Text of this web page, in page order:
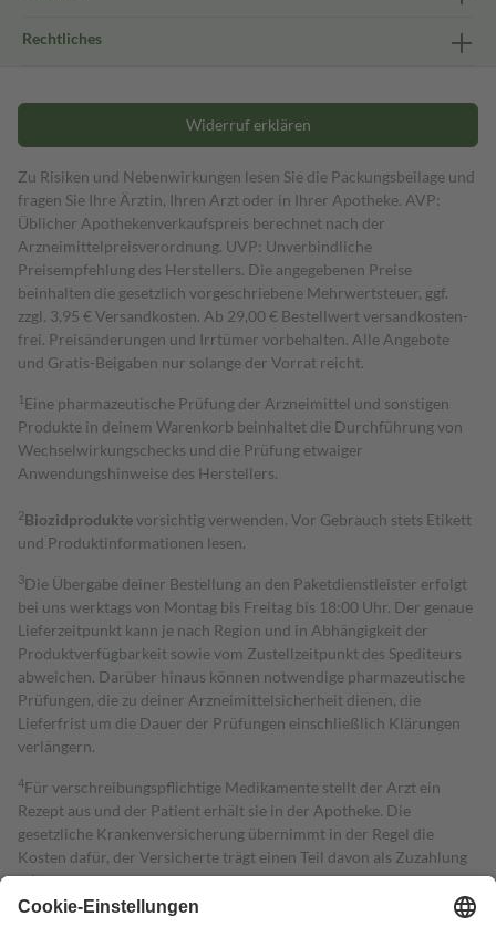
Rechtliches
Widerruf erklären
Zu Risiken und Nebenwirkungen lesen Sie die Packungsbeilage und
fragen Sie Ihre Ärztin, Ihren Arzt oder in Ihrer Apotheke. AVP:
Üblicher Apothekenverkaufspreis berechnet nach der
Arzneimittelpreisverordnung. UVP: Unverbindliche
Preisempfehlung des Herstellers. Die angegebenen Preise
beinhalten die gesetzlich vorgeschriebene Mehrwertsteuer, ggf.
zzgl. 3,95 € Versandkosten. Ab 29,00 € Bestell­wert versand­kosten­
frei. Preisänderungen und Irrtümer vorbehalten. Alle Angebote
und Gratis-Beigaben nur solange der Vorrat reicht.
1 Eine pharmazeutische Prüfung der Arzneimittel und sonstigen
Produkte in deinem Warenkorb beinhaltet die Durchführung von
Wechselwirkungschecks und die Prüfung etwaiger
Anwendungshinweise des Herstellers.
2Biozidproduktevorsichtig verwenden. Vor Gebrauch stets Etikett
und Produktinformationen lesen.
3Die Übergabe deiner Bestellung an den Paketdienstleister erfolgt
bei uns werktags von Montag bis Freitag bis 18:00 Uhr. Der genaue
Lieferzeitpunkt kann je nach Region und in Abhängigkeit der
Produktverfügbarkeit sowie vom Zustellzeitpunkt des Spediteurs
abweichen. Darüber hinaus können notwendige pharmazeutische
Prüfungen, die zu deiner Arzneimittelsicherheit dienen, die
Lieferfrist um die Dauer der Prüfungen einschließlich Klärungen
verlängern.
4Für verschreibungspflichtige Medikamente stellt der Arzt ein
Rezept aus und der Patient erhält sie in der Apotheke. Die
gesetzliche Krankenversicherung übernimmt in der Regel die
Kosten dafür, der Versicherte trägt einen Teil davon als Zuzahlung
mit.
Grundsätzlich leisten Mitglieder Zuzahlungen in Höhe von zehn